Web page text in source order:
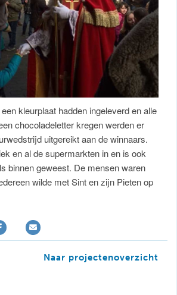
kleurplaat hadden ingeleverd en alle
chocoladeletter kregen werden er
uitgereikt aan de winnaars.
en al de supermarkten in en is ook
binnen geweest. De mensen waren
wilde met Sint en zijn Pieten op
Naar projectenoverzicht